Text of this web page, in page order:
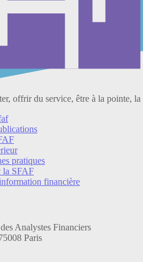
offrir du service, être à la pointe,
pratiques
la SFAF
financière
Analystes Financiers
Paris